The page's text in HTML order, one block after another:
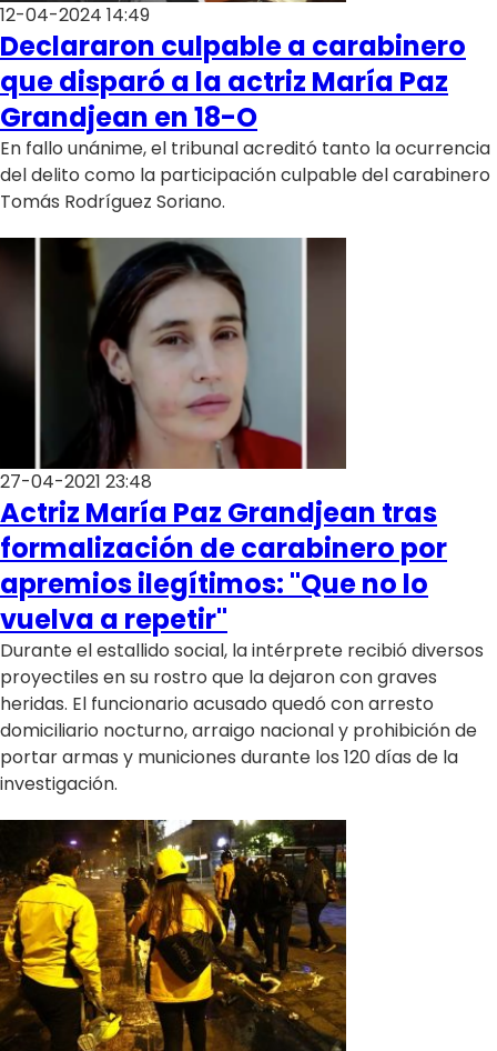
12-04-2024 14:49
Declararon culpable a carabinero
que disparó a la actriz María Paz
Grandjean en 18-O
En fallo unánime, el tribunal acreditó tanto la ocurrencia
del delito como la participación culpable del carabinero
Tomás Rodríguez Soriano.
27-04-2021 23:48
Actriz María Paz Grandjean tras
formalización de carabinero por
apremios ilegítimos: "Que no lo
vuelva a repetir"
Durante el estallido social, la intérprete recibió diversos
proyectiles en su rostro que la dejaron con graves
heridas. El funcionario acusado quedó con arresto
domiciliario nocturno, arraigo nacional y prohibición de
portar armas y municiones durante los 120 días de la
investigación.